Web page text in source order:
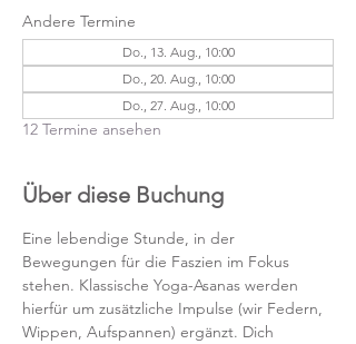
Andere Termine
Do., 13. Aug., 10:00
Do., 20. Aug., 10:00
Do., 27. Aug., 10:00
12 Termine ansehen
Über diese Buchung
Eine lebendige Stunde, in der
Bewegungen für die Faszien im Fokus
stehen. Klassische Yoga-Asanas werden
hierfür um zusätzliche Impulse (wir Federn,
Wippen, Aufspannen) ergänzt. Dich